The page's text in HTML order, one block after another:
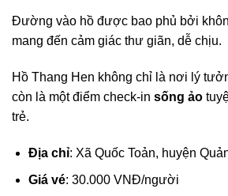
Đường vào hồ được bao phủ bởi
mang đến cảm giác thư giãn, dễ chịu.
Hồ Thang Hen không chỉ là nơi lý
còn là một điểm check-in sống ảo
trẻ.
Địa chỉ: Xã Quốc Toản, huyện
Giá vé: 30.000 VNĐ/người